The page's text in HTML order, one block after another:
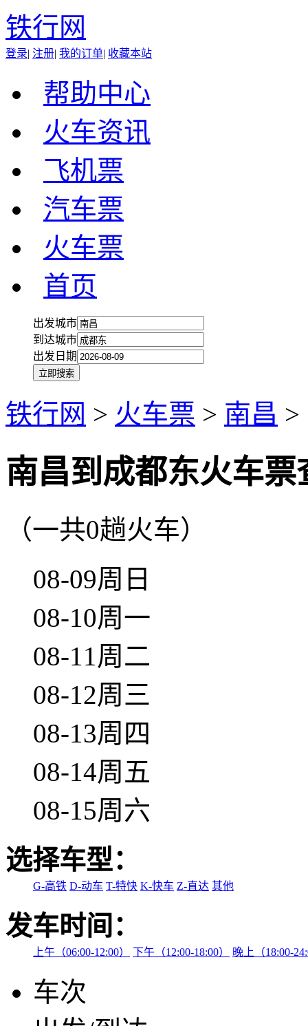
铁行网
登录| 注册| 我的订单| 收藏本站
帮助中心
火车资讯
飞机票
汽车票
火车票
首页
出发城市
到达城市
出发日期
铁行网 > 火车票 > 南昌 >
南昌到成都东火车票
（一共0趟火车）
08-09周日
08-10周一
08-11周二
08-12周三
08-13周四
08-14周五
08-15周六
选择车型：
G-高铁 D-动车 T-特快 K-快车 Z-直达 其他
发车时间：
上午（06:00-12:00） 下午（12:00-18:00） 晚上（18:00-
车次